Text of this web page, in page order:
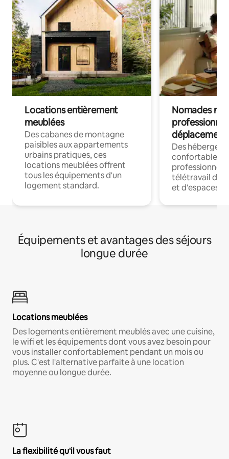
Locations entièrement
meublées
Des cabanes de montagne
paisibles aux appartements
urbains pratiques, ces
locations meublées offrent
tous les équipements d'un
logement standard.
Nomades
déplacement
Des
confortables
professionnels
télétravail
et d'espaces
Équipements et avantages des séjours
longue durée
Locations meublées
Des logements entièrement meublés avec une cuisine,
le wifi et les équipements dont vous avez besoin pour
vous installer confortablement pendant un mois ou
plus. C'est l'alternative parfaite à une location
moyenne ou longue durée.
La flexibilité qu'il vous faut